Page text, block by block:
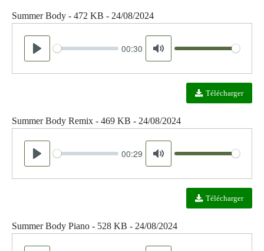
Summer Body - 472 KB - 24/08/2024
Play
Seek 00:30
Mute
Volume
Télécharger
Summer Body Remix - 469 KB - 24/08/2024
Play
Seek 00:29
Mute
Volume
Télécharger
Summer Body Piano - 528 KB - 24/08/2024